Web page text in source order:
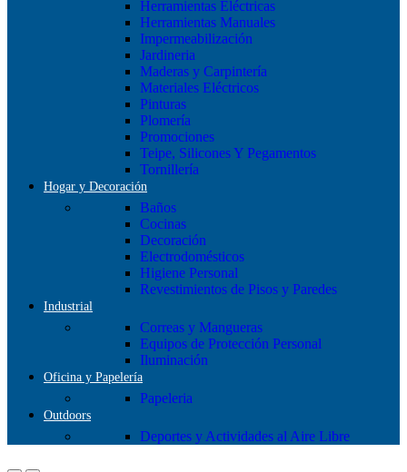
Herramientas Eléctricas
Herramientas Manuales
Impermeabilización
Jardineria
Maderas y Carpintería
Materiales Eléctricos
Pinturas
Plomería
Promociones
Teipe, Silicones Y Pegamentos
Tornillería
Hogar y Decoración
Baños
Cocinas
Decoración
Electrodomésticos
Higiene Personal
Revestimientos de Pisos y Paredes
Industrial
Correas y Mangueras
Equipos de Protección Personal
Iluminación
Oficina y Papelería
Papeleria
Outdoors
Deportes y Actividades al Aire Libre